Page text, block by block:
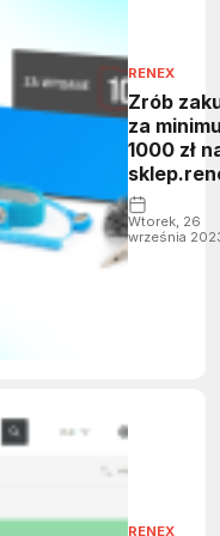
RENEX
Zrób
za
1000 zł
i zyskaj
rabatu na
maty ESD
Wtorek, 26
września
RENEX